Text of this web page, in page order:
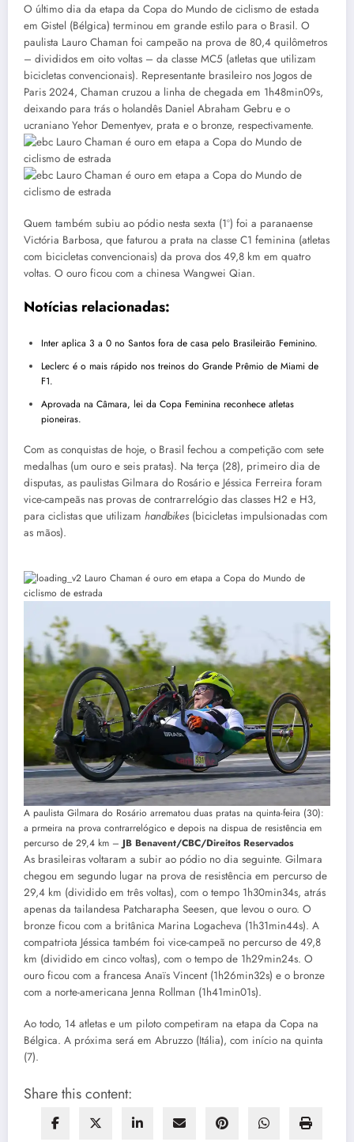
O último dia da etapa da Copa do Mundo de ciclismo de estada
em Gistel (Bélgica) terminou em grande estilo para o Brasil. O
paulista Lauro Chaman foi campeão na prova de 80,4 quilômetros
– divididos em oito voltas – da classe MC5 (atletas que utilizam
bicicletas convencionais). Representante brasileiro nos Jogos de
Paris 2024, Chaman cruzou a linha de chegada em 1h48min09s,
deixando para trás o holandês Daniel Abraham Gebru e o
ucraniano Yehor Dementyev, prata e o bronze, respectivamente.
Quem também subiu ao pódio nesta sexta (1º) foi a paranaense
Victória Barbosa, que faturou a prata na classe C1 feminina (atletas
com bicicletas convencionais) da prova dos 49,8 km em quatro
voltas. O ouro ficou com a chinesa Wangwei Qian.
Notícias relacionadas:
Inter aplica 3 a 0 no Santos fora de casa pelo Brasileirão Feminino.
Leclerc é o mais rápido nos treinos do Grande Prêmio de Miami de
F1.
Aprovada na Câmara, lei da Copa Feminina reconhece atletas
pioneiras.
Com as conquistas de hoje, o Brasil fechou a competição com sete
medalhas (um ouro e seis pratas). Na terça (28), primeiro dia de
disputas, as paulistas Gilmara do Rosário e Jéssica Ferreira foram
vice-campeãs nas provas de contrarrelógio das classes H2 e H3,
para ciclistas que utilizam handbikes (bicicletas impulsionadas com
as mãos).
A paulista Gilmara do Rosário arrematou duas pratas na quinta-feira (30):
a prmeira na prova contrarrelógico e depois na dispua de resistência em
percurso de 29,4 km – JB Benavent/CBC/Direitos Reservados
As brasileiras voltaram a subir ao pódio no dia seguinte. Gilmara
chegou em segundo lugar na prova de resistência em percurso de
29,4 km (dividido em três voltas), com o tempo 1h30min34s, atrás
apenas da tailandesa Patcharapha Seesen, que levou o ouro. O
bronze ficou com a britânica Marina Logacheva (1h31min44s). A
compatriota Jéssica também foi vice-campeã no percurso de 49,8
km (dividido em cinco voltas), com o tempo de 1h29min24s. O
ouro ficou com a francesa Anaïs Vincent (1h26min32s) e o bronze
com a norte-americana Jenna Rollman (1h41min01s).
Ao todo, 14 atletas e um piloto competiram na etapa da Copa na
Bélgica. A próxima será em Abruzzo (Itália), com início na quinta
(7).
Share this content: